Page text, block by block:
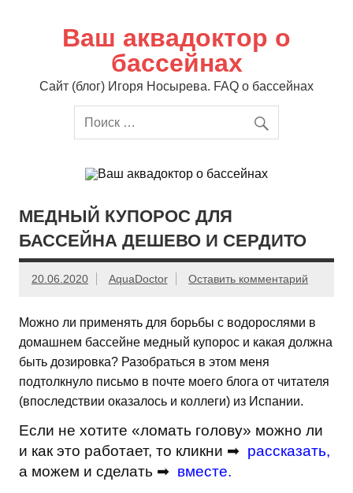
содержимомуВаш аквадоктор о
бассейнах
Сайт (блог) Игоря Носырева. FAQ о бассейнах
МЕДНЫЙ КУПОРОС ДЛЯ
БАССЕЙНА ДЕШЕВО И СЕРДИТО
20.06.2020 AquaDoctor Оставить комментарий
Можно ли применять для борьбы с водорослями в
домашнем бассейне медный купорос и какая должна
быть дозировка? Разобраться в этом меня
подтолкнуло письмо в почте моего блога от читателя
(впоследствии оказалось и коллеги) из Испании.
Если не хотите «ломать голову» можно ли
и как это работает, то кликни ➡ рассказать,
а можем и сделать ➡ вместе.